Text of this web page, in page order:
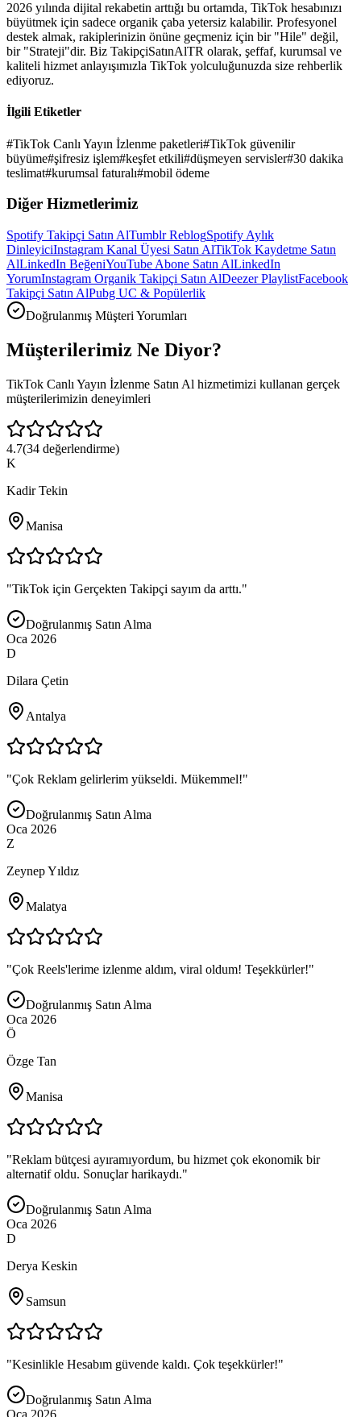
2026 yılında dijital rekabetin arttığı bu ortamda, TikTok hesabınızı
büyütmek için sadece organik çaba yetersiz kalabilir. Profesyonel
destek almak, rakiplerinizin önüne geçmeniz için bir "Hile" değil,
bir "Strateji"dir. Biz TakipçiSatınAlTR olarak, şeffaf, kurumsal ve
kaliteli hizmet anlayışımızla TikTok yolculuğunuzda size rehberlik
ediyoruz.
İlgili Etiketler
#TikTok Canlı Yayın İzlenme paketleri#TikTok güvenilir
büyüme#şifresiz işlem#keşfet etkili#düşmeyen servisler#30 dakika
teslimat#kurumsal faturalı#mobil ödeme
Diğer Hizmetlerimiz
Spotify Takipçi Satın AlTumblr ReblogSpotify Aylık
DinleyiciInstagram Kanal Üyesi Satın AlTikTok Kaydetme Satın
AlLinkedIn BeğeniYouTube Abone Satın AlLinkedIn
YorumInstagram Organik Takipçi Satın AlDeezer PlaylistFacebook
Takipçi Satın AlPubg UC & Popülerlik
Doğrulanmış Müşteri Yorumları
Müşterilerimiz Ne Diyor?
TikTok Canlı Yayın İzlenme Satın Al hizmetimizi kullanan gerçek
müşterilerimizin deneyimleri
4.7(34 değerlendirme)
K
Kadir Tekin
Manisa
"TikTok için Gerçekten Takipçi sayım da arttı."
Doğrulanmış Satın Alma
Oca 2026
D
Dilara Çetin
Antalya
"Çok Reklam gelirlerim yükseldi. Mükemmel!"
Doğrulanmış Satın Alma
Oca 2026
Z
Zeynep Yıldız
Malatya
"Çok Reels'lerime izlenme aldım, viral oldum! Teşekkürler!"
Doğrulanmış Satın Alma
Oca 2026
Ö
Özge Tan
Manisa
"Reklam bütçesi ayıramıyordum, bu hizmet çok ekonomik bir
alternatif oldu. Sonuçlar harikaydı."
Doğrulanmış Satın Alma
Oca 2026
D
Derya Keskin
Samsun
"Kesinlikle Hesabım güvende kaldı. Çok teşekkürler!"
Doğrulanmış Satın Alma
Oca 2026